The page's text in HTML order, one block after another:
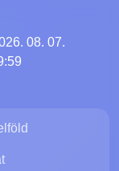
08. 07.